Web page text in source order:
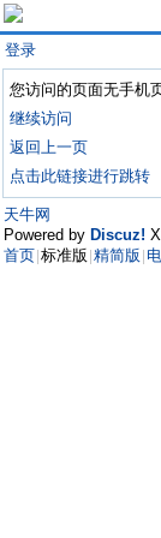
登录
您访问的页面无手机
继续访问
返回上一页
点击此链接进行跳转
天牛网
Powered by Discuz!
首页 标准版 精简版